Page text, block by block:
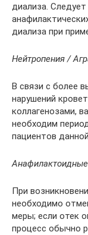
диализа.
диализа при
Нейтропения /
В связи с более
нарушений
коллагенозами,
необходим
пациентов
При
необходимо
меры; если отек
процесс обычно